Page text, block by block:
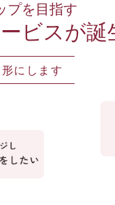
プを目指す
ビスが誕
にします